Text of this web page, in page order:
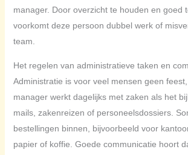
manager. Door overzicht te houden en goed
voorkomt deze persoon dubbel werk of
team.
Het regelen van administratieve taken en
Administratie is voor veel mensen geen
manager werkt dagelijks met zaken als het
mails, zakenreizen of personeelsdossiers.
bestellingen binnen, bijvoorbeeld voor
papier of koffie. Goede communicatie hoort